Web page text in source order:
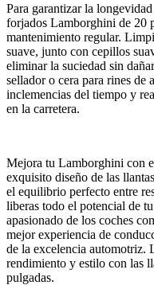
Para garantizar la
forjados Lamborghini de 20
mantenimiento regular.
suave, junto con cepillos
eliminar la suciedad sin
sellador o cera para rines de
inclemencias del tiempo y
en la carretera.
Mejora tu Lamborghini con
exquisito diseño de las
el equilibrio perfecto entre
liberas todo el potencial de
apasionado de los coches
mejor experiencia de
de la excelencia automotriz.
rendimiento y estilo con las
pulgadas.